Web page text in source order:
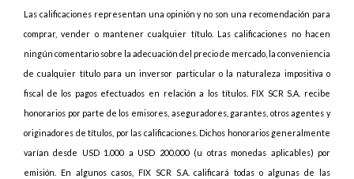
Las calificaciones representan una opinión y no son una recomendación para
comprar, vender o mantener cualquier título. Las calificaciones no hacen
ningún comentario sobre la adecuación del precio de mercado, la conveniencia
de cualquier título para un inversor particular o la naturaleza impositiva o
fiscal de los pagos efectuados en relación a los títulos. FIX SCR S.A. recibe
honorarios por parte de los emisores, aseguradores, garantes, otros agentes y
originadores de títulos, por las calificaciones. Dichos honorarios generalmente
varían desde USD 1.000 a USD 200.000 (u otras monedas aplicables) por
emisión. En algunos casos, FIX SCR S.A. calificará todas o algunas de las